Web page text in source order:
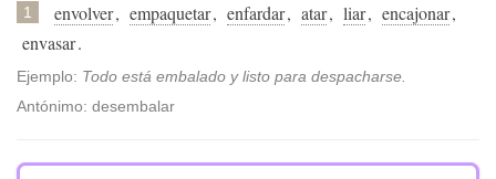
Temas recientes
1 envolver, empaquetar, enfardar, atar, liar, encajonar,
envasar.
Ejemplo: Todo está embalado y listo para despacharse.
Antónimo: desembalar